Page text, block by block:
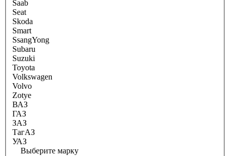
Saab
Seat
Skoda
Smart
SsangYong
Subaru
Suzuki
Toyota
Volkswagen
Volvo
Zotye
ВАЗ
ГАЗ
ЗАЗ
ТагАЗ
УАЗ
Выберите марку